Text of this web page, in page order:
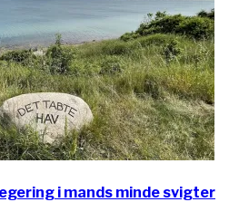
i mands minde svigter